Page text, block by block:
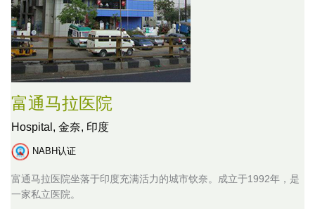
富通马拉医院
Hospital, 金奈, 印度
NABH认证
富通马拉医院坐落于印度充满活力的城市钦奈。成立于1992年，是
一家私立医院。